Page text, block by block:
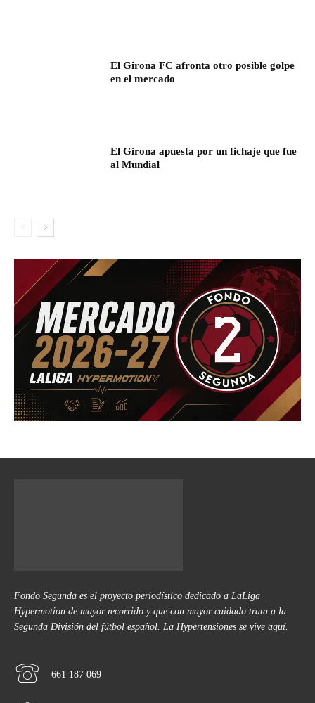
El Girona FC afronta otro posible golpe
en el mercado
El Girona apuesta por un fichaje que fue
al Mundial
Fondo Segunda es el proyecto periodístico dedicado a LaLiga
Hypermotion de mayor recorrido y que con mayor cuidado trata a la
Segunda División del fútbol español. La Hypertensiones se vive aquí.
661 187 069